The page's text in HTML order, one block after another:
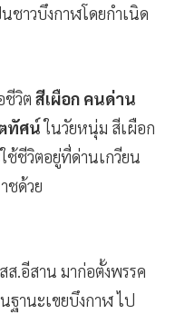
ชาวบึงกาฬโดยกำเนิด
ชีวิต สีเผือก คนด่าน
ทัศน์ในวัยหนุ่ม สีเผือก
ช้ชีวิตอยู่ที่ด่านเกวียน
ชด้วย
ส.อีสาน มาก่อตั้งพรรค
ฐานะเขยบึงกาฬ ไป